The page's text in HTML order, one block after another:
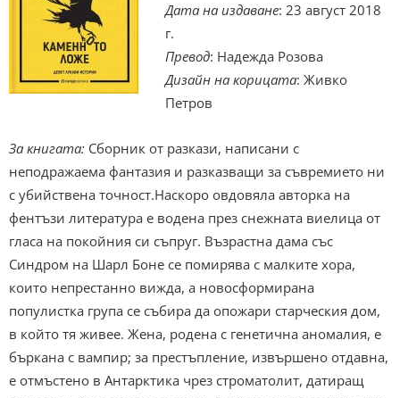
Дата на издаване: 23 август 2018
г.
Превод: Надежда Розова
Дизайн на корицата: Живко
Петров
За книгата: ‌Сборник от разкази, написани с
неподражаема фантазия и разказващи за съвремието ни
с убийствена точност.Наскоро овдовяла авторка на
фентъзи литература е водена през снежната виелица от
гласа на покойния си съпруг. Възрастна дама със
Синдром на Шарл Боне се помирява с малките хора,
които непрестанно вижда, а новосформирана
популистка група се събира да опожари старческия дом,
в който тя живее. Жена, родена с генетична аномалия, е
бъркана с вампир; за престъпление, извършено отдавна,
е отмъстено в Антарктика чрез строматолит, датиращ